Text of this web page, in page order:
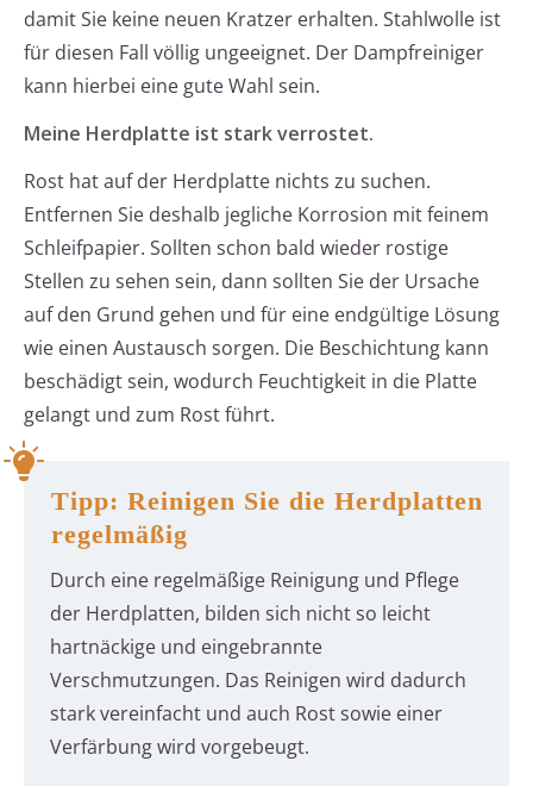
damit Sie keine neuen Kratzer erhalten. Stahlwolle ist
für diesen Fall völlig ungeeignet. Der Dampfreiniger
kann hierbei eine gute Wahl sein.
Meine Herdplatte ist stark verrostet.
Rost hat auf der Herdplatte nichts zu suchen.
Entfernen Sie deshalb jegliche Korrosion mit feinem
Schleifpapier. Sollten schon bald wieder rostige
Stellen zu sehen sein, dann sollten Sie der Ursache
auf den Grund gehen und für eine endgültige Lösung
wie einen Austausch sorgen. Die Beschichtung kann
beschädigt sein, wodurch Feuchtigkeit in die Platte
gelangt und zum Rost führt.
Tipp: Reinigen Sie die Herdplatten
regelmäßig
Durch eine regelmäßige Reinigung und Pflege
der Herdplatten, bilden sich nicht so leicht
hartnäckige und eingebrannte
Verschmutzungen. Das Reinigen wird dadurch
stark vereinfacht und auch Rost sowie einer
Verfärbung wird vorgebeugt.